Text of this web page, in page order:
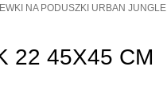
NA PODUSZKI URBAN JUNGLE
22 45X45 CM